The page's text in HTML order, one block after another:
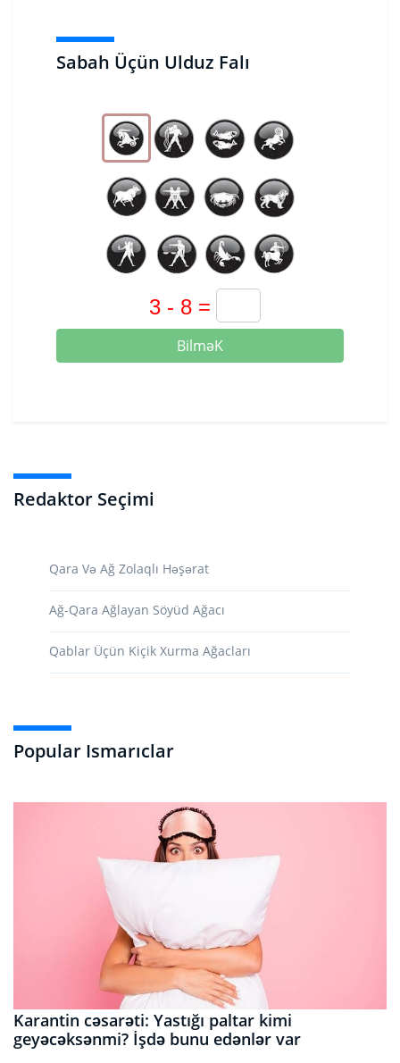
Sabah Üçün Ulduz Falı
BilməK
Redaktor Seçimi
Qara Və Ağ Zolaqlı Həşərat
Ağ-Qara Ağlayan Söyüd Ağacı
Qablar Üçün Kiçik Xurma Ağacları
Popular Ismarıclar
Karantin cəsarəti: Yastığı paltar kimi
geyəcəksənmi? İşdə bunu edənlər var